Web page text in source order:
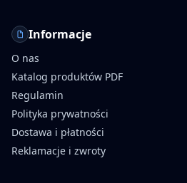
Informacje
O nas
Katalog produktów PDF
Regulamin
Polityka prywatności
Dostawa i płatności
Reklamacje i zwroty